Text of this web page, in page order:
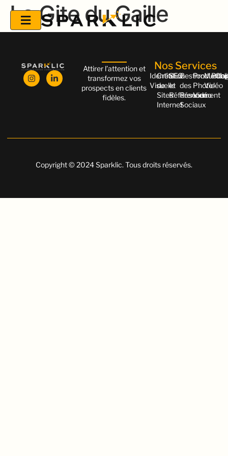
Le Gite du Gaille
Nos Services
Identité
Visuelle
Création
de
Sites
Internet
SEO
et
Référencement
Gestion
des
Réseaux
Sociaux
Photo-
Vidéo
Vidéo
Attirer l’attention et
transformez vos
prospects en clients
fidèles.
Copyright © 2024 Sparklic. Tous droits réservés.